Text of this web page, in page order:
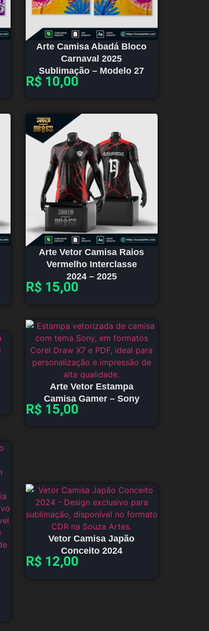
Arte Camisa Abadá Bloco
Carnaval 2025
Sublimação – Modelo 27
R$ 10,00
Arte Vetor Camisa Raios
Vermelho Interclasse
2024 – 2025
R$ 15,00
Arte Vetor Estampa
Camisa Gamer – Sony
R$ 15,00
Vetor Camisa Japão
Conceito 2024
R$ 12,00